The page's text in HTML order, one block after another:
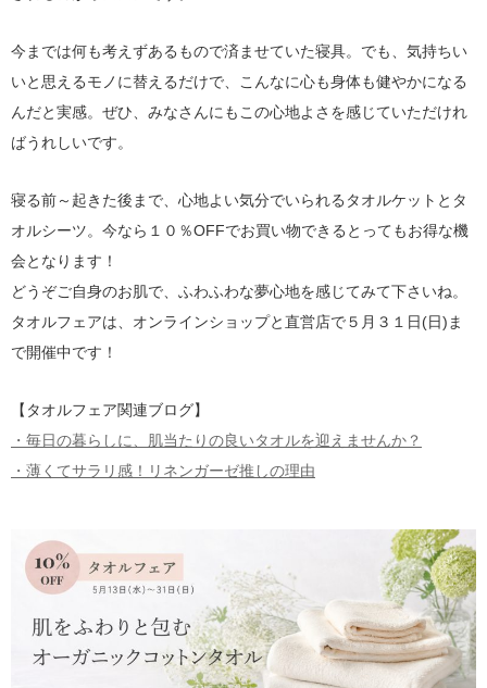
今までは何も考えずあるもので済ませていた寝具。でも、気持ちい
いと思えるモノに替えるだけで、こんなに心も身体も健やかになる
んだと実感。ぜひ、みなさんにもこの心地よさを感じていただけれ
ばうれしいです。
寝る前～起きた後まで、心地よい気分でいられるタオルケットとタ
オルシーツ。今なら１０％OFFでお買い物できるとってもお得な機
会となります！
どうぞご自身のお肌で、ふわふわな夢心地を感じてみて下さいね。
タオルフェアは、オンラインショップと直営店で５月３１日(日)ま
で開催中です！
【タオルフェア関連ブログ】
・毎日の暮らしに、肌当たりの良いタオルを迎えませんか？
・薄くてサラリ感！リネンガーゼ推しの理由